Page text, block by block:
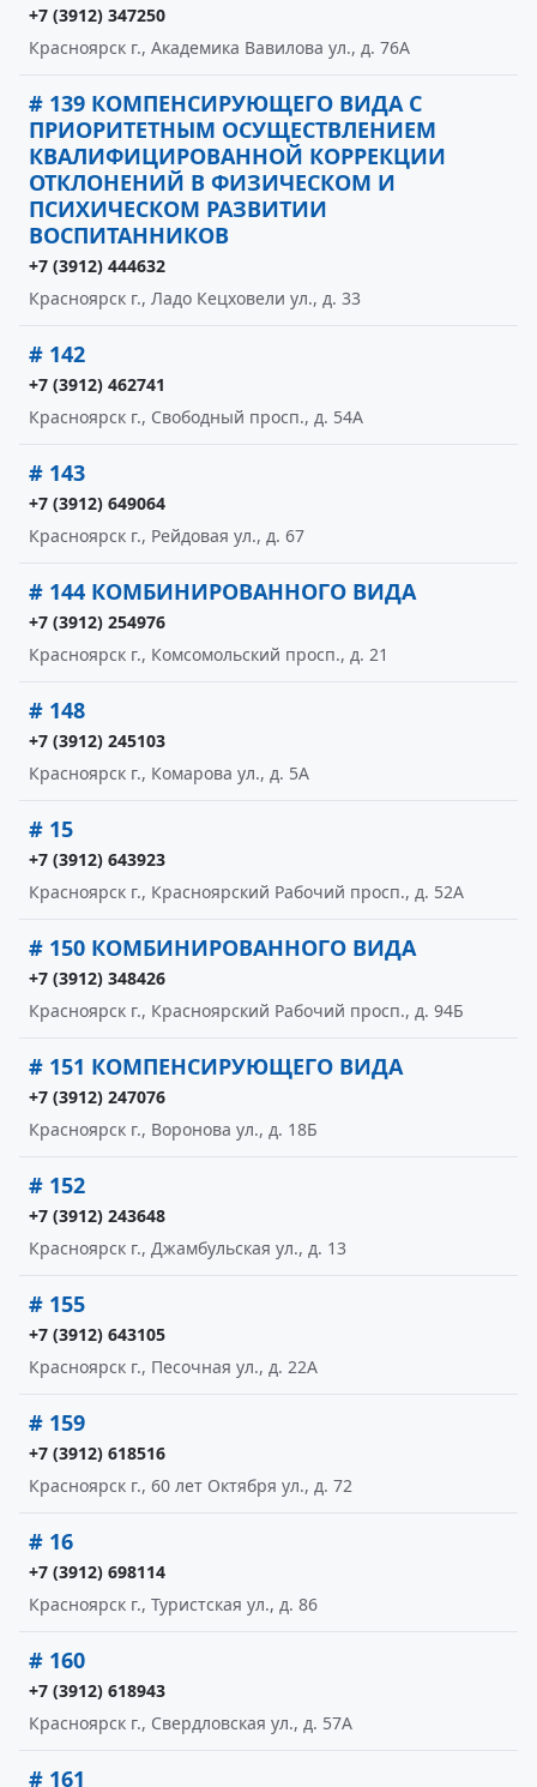
+7 (3912) 347250
Красноярск г., Академика Вавилова ул., д. 76А
# 139 КОМПЕНСИРУЮЩЕГО ВИДА С
ПРИОРИТЕТНЫМ ОСУЩЕСТВЛЕНИЕМ
КВАЛИФИЦИРОВАННОЙ КОРРЕКЦИИ
ОТКЛОНЕНИЙ В ФИЗИЧЕСКОМ И
ПСИХИЧЕСКОМ РАЗВИТИИ
ВОСПИТАННИКОВ
+7 (3912) 444632
Красноярск г., Ладо Кецховели ул., д. 33
# 142
+7 (3912) 462741
Красноярск г., Свободный просп., д. 54А
# 143
+7 (3912) 649064
Красноярск г., Рейдовая ул., д. 67
# 144 КОМБИНИРОВАННОГО ВИДА
+7 (3912) 254976
Красноярск г., Комсомольский просп., д. 21
# 148
+7 (3912) 245103
Красноярск г., Комарова ул., д. 5А
# 15
+7 (3912) 643923
Красноярск г., Красноярский Рабочий просп., д. 52А
# 150 КОМБИНИРОВАННОГО ВИДА
+7 (3912) 348426
Красноярск г., Красноярский Рабочий просп., д. 94Б
# 151 КОМПЕНСИРУЮЩЕГО ВИДА
+7 (3912) 247076
Красноярск г., Воронова ул., д. 18Б
# 152
+7 (3912) 243648
Красноярск г., Джамбульская ул., д. 13
# 155
+7 (3912) 643105
Красноярск г., Песочная ул., д. 22А
# 159
+7 (3912) 618516
Красноярск г., 60 лет Октября ул., д. 72
# 16
+7 (3912) 698114
Красноярск г., Туристская ул., д. 86
# 160
+7 (3912) 618943
Красноярск г., Свердловская ул., д. 57А
# 161